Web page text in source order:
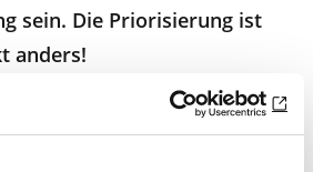
sein. Die Priorisierung ist
anders!